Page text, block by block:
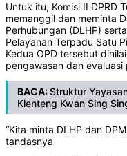
Untuk itu, Komisi II DPRD
memanggil dan meminta
Perhubungan (DLHP)
Pelayanan Terpadu Satu
Kedua OPD tersebut
pengawasan dan
BACA:Struktur
Klenteng Kwan Sing
“Kita minta DLHP dan
tandasnya